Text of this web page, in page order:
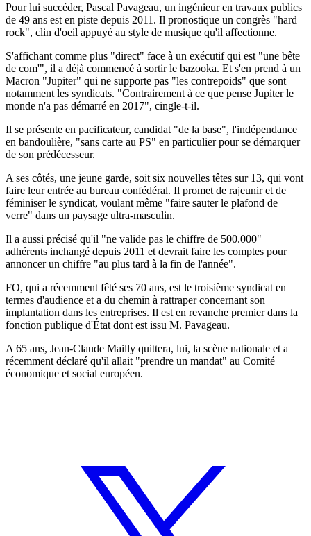
Pour lui succéder, Pascal Pavageau, un ingénieur en travaux publics
de 49 ans est en piste depuis 2011. Il pronostique un congrès "hard
rock", clin d'oeil appuyé au style de musique qu'il affectionne.
S'affichant comme plus "direct" face à un exécutif qui est "une bête
de com'", il a déjà commencé à sortir le bazooka. Et s'en prend à un
Macron "Jupiter" qui ne supporte pas "les contrepoids" que sont
notamment les syndicats. "Contrairement à ce que pense Jupiter le
monde n'a pas démarré en 2017", cingle-t-il.
Il se présente en pacificateur, candidat "de la base", l'indépendance
en bandoulière, "sans carte au PS" en particulier pour se démarquer
de son prédécesseur.
A ses côtés, une jeune garde, soit six nouvelles têtes sur 13, qui vont
faire leur entrée au bureau confédéral. Il promet de rajeunir et de
féminiser le syndicat, voulant même "faire sauter le plafond de
verre" dans un paysage ultra-masculin.
Il a aussi précisé qu'il "ne valide pas le chiffre de 500.000"
adhérents inchangé depuis 2011 et devrait faire les comptes pour
annoncer un chiffre "au plus tard à la fin de l'année".
FO, qui a récemment fêté ses 70 ans, est le troisième syndicat en
termes d'audience et a du chemin à rattraper concernant son
implantation dans les entreprises. Il est en revanche premier dans la
fonction publique d'État dont est issu M. Pavageau.
A 65 ans, Jean-Claude Mailly quittera, lui, la scène nationale et a
récemment déclaré qu'il allait "prendre un mandat" au Comité
économique et social européen.